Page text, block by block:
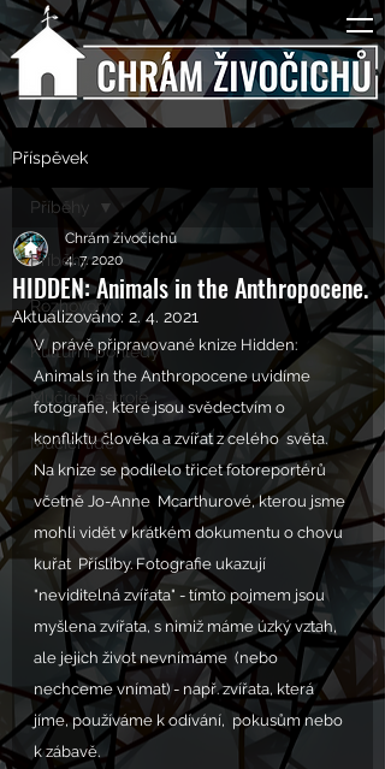
Příspěvek
Příběhy
Rozhovory
Kulturní pohledy
Mučící nástroje
Mučící lidé
Příběhy
HIDDEN: Animals in the Anthropocene.
Chrám živočichů
4. 7. 2020
Aktualizováno: 2. 4. 2021
V  právě připravované knize Hidden:
Animals in the Anthropocene uvidíme
fotografie, které jsou svědectvím o
konfliktu člověka a zvířat z celého  světa.
Na knize se podílelo třicet fotoreportérů
včetně Jo-Anne  Mcarthurové, kterou jsme
mohli vidět v krátkém dokumentu o chovu
kuřat  Přísliby. Fotografie ukazují
"neviditelná zvířata" - tímto pojmem jsou
myšlena zvířata, s nimiž máme úzký vztah,
ale jejich život nevnímáme  (nebo
nechceme vnímat) - např. zvířata, která
jíme, používáme k odívání,  pokusům nebo
k zábavě.